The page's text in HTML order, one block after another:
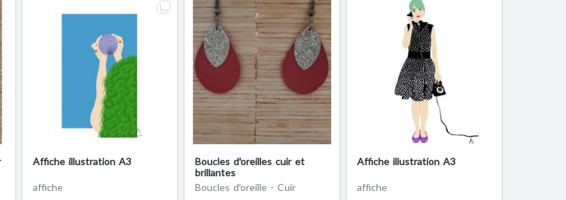
Affiche illustration A3
affiche
Boucles d'oreilles cuir et
brillantes
Boucles d'oreille - Cuir
Affiche illustration A3
affiche